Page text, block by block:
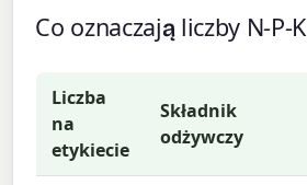
Co oznaczają liczby N-P-K
Liczba
na
etykiecie
Składnik
odżywczy